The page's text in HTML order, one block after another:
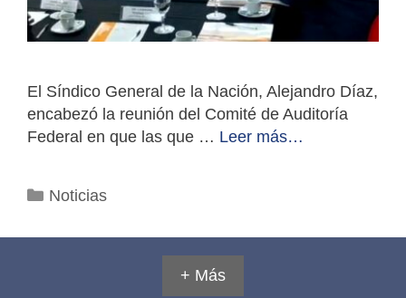
El Síndico General de la Nación, Alejandro Díaz,
encabezó la reunión del Comité de Auditoría
Federal en que las que … Leer más…
Categorías
Noticias
+ Más